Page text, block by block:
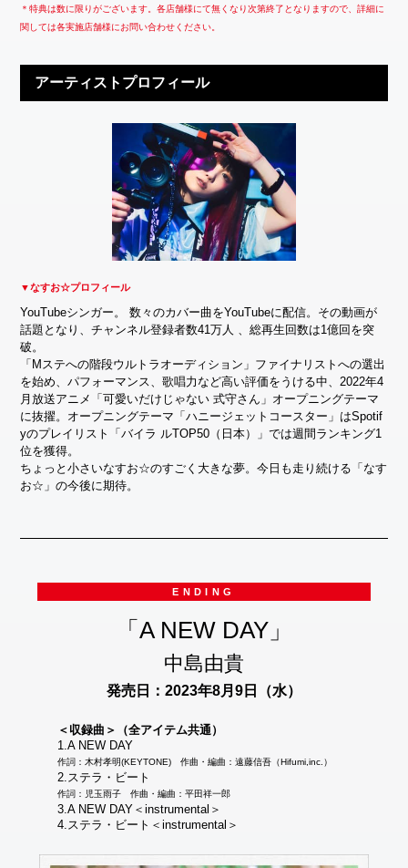
＊特典は数に限りがございます。各店舗様にて無くなり次第終了となりますので、詳細に
関しては各実施店舗様にお問い合わせください。
アーティストプロフィール
▼なすお☆プロフィール
YouTubeシンガー。 数々のカバー曲をYouTubeに配信。その動画が
話題となり、チャンネル登録者数41万人 、総再生回数は1億回を突
破。
「Mステへの階段ウルトラオーディション」ファイナリストへの選出
を始め、パフォーマンス、歌唱力など高い評価をうける中、2022年4
月放送アニメ「可愛いだけじゃない 式守さん」オープニングテーマ
に抜擢。オープニングテーマ「ハニージェットコースター」はSpotif
yのプレイリスト「バイラ ルTOP50（日本）」では週間ランキング1
位を獲得。
ちょっと小さいなすお☆のすごく大きな夢。今日も走り続ける「なす
お☆」の今後に期待。
ENDING
「A NEW DAY」
中島由貴
発売日：2023年8月9日（水）
＜収録曲＞（全アイテム共通）
1.A NEW DAY
作詞：木村孝明(KEYTONE) 作曲・編曲：遠藤信吾（Hifumi,inc.）
2.ステラ・ビート
作詞：児玉雨子 作曲・編曲：平田祥一郎
3.A NEW DAY＜instrumental＞
4.ステラ・ビート＜instrumental＞